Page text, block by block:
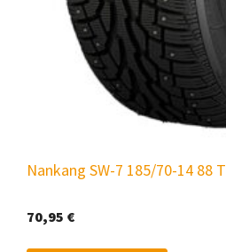
Nankang SW-7 185/70-14 88 T
70,95 €